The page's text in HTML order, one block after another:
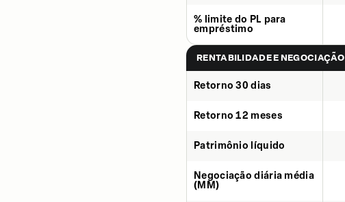
% limite do PL para
empréstimo
RENTABILIDADE E NEGOCIAÇÃO
Retorno 30 dias
Retorno 12 meses
Patrimônio líquido
Negociação diária média
(MM)